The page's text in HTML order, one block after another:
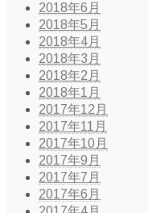
2018年6月
2018年5月
2018年4月
2018年3月
2018年2月
2018年1月
2017年12月
2017年11月
2017年10月
2017年9月
2017年7月
2017年6月